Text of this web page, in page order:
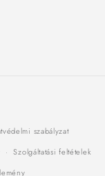
szabályzat
Szolgáltatási feltételek